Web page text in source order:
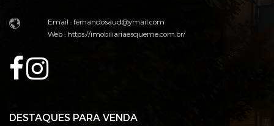
Email :fernandosaud@ymail.com
Web :https://imobiliariaesqueme.com.br/
DESTAQUES PARA VENDA